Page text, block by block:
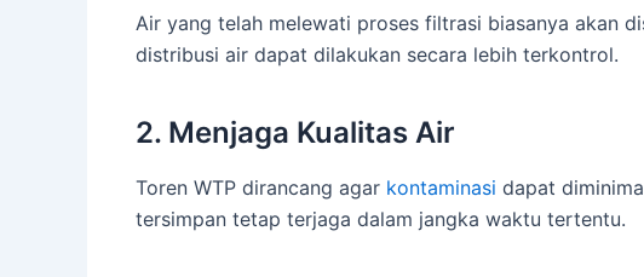
Air yang telah melewati proses filtrasi biasanya akan
distribusi air dapat dilakukan secara lebih terkontrol.
2. Menjaga Kualitas Air
Toren WTP dirancang agar kontaminasi dapat
tersimpan tetap terjaga dalam jangka waktu tertentu.